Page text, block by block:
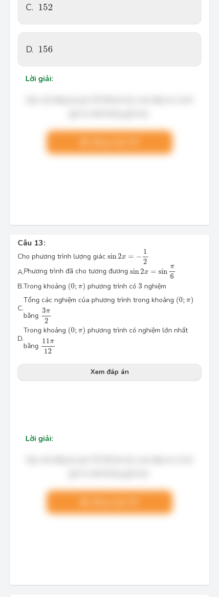
C. 152
152
D. 156
156
Lời giải:
Câu 13:
Cho phương trình lượng giác sin2x = −
1
2
\sin 2x=-\dfrac{1}{2}
A.Phương trình đã cho tương đương sin2x = sin
π
6
\sin 2x=\sin \dfrac{\pi }{6}
B.Trong khoảng (0; π)
\left(0;\pi \right)
phương trình có 3
3 nghiệm
C.
Tổng các nghiệm của phương trình trong khoảng (0; π)
\left(0;\pi
bằng
3π
2
\dfrac{3\pi }{2}
D.
Trong khoảng (0; π)
\left(0;\pi \right)
phương trình có nghiệm lớn nhất
bằng
11π
12
\dfrac{11\pi }{12}
Xem đáp án
Lời giải: